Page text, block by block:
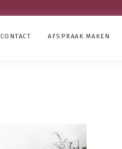
CONTACT AFSPRAAK MAKEN